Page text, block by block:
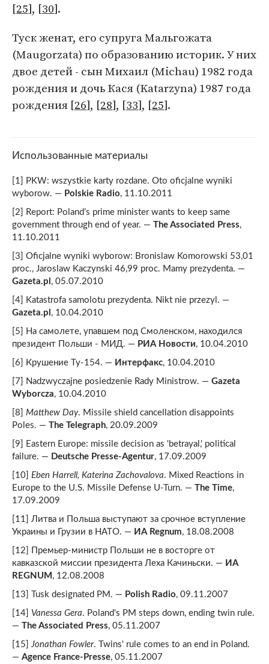
[25], [30].
Туск женат, его супруга Мальгожата
(Maugorzata) по образованию историк. У них
двое детей - сын Михаил (Michau) 1982 года
рождения и дочь Кася (Katarzyna) 1987 года
рождения [26], [28], [33], [25].
Использованные материалы
[1] PKW: wszystkie karty rozdane. Oto oficjalne wyniki
wyborow. — Polskie Radio, 11.10.2011
[2] Report: Poland’s prime minister wants to keep same
government through end of year. — The Associated Press,
11.10.2011
[3] Oficjalne wyniki wyborow: Bronislaw Komorowski 53,01
proc., Jaroslaw Kaczynski 46,99 proc. Mamy prezydenta. —
Gazeta.pl , 05.07.2010
[4] Katastrofa samolotu prezydenta. Nikt nie przezyl. —
Gazeta.pl , 10.04.2010
[5] На самолете, упавшем под Смоленском, находился
президент Польши - МИД. — РИА Новости, 10.04.2010
[6] Крушение Ту-154. — Интерфакс, 10.04.2010
[7] Nadzwyczajne posiedzenie Rady Ministrow. — Gazeta
Wyborcza, 10.04.2010
[8] Matthew Day. Missile shield cancellation disappoints
Poles. — The Telegraph, 20.09.2009
[9] Eastern Europe: missile decision as 'betrayal,' political
failure. — Deutsche Presse-Agentur, 17.09.2009
[10] Eben Harrell, Katerina Zachovalova. Mixed Reactions in
Europe to the U.S. Missile Defense U-Turn. — The Time,
17.09.2009
[11] Литва и Польша выступают за срочное вступление
Украины и Грузии в НАТО. — ИА Regnum, 18.08.2008
[12] Премьер-министр Польши не в восторге от
кавказской миссии президента Леха Качиньски. — ИА
REGNUM , 12.08.2008
[13] Tusk designated PM. — Polish Radio, 09.11.2007
[14] Vanessa Gera. Poland's PM steps down, ending twin rule.
— The Associated Press, 05.11.2007
[15]Jonathan Fowler. Twins' rule comes to an end in Poland.
— Agence France-Presse, 05.11.2007